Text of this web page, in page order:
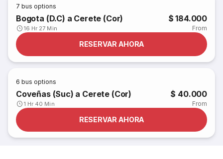
7 bus options
Bogota (D.C) a Cerete (Cor)
16 Hr 27 Min
$ 184.000
From
RESERVAR AHORA
6 bus options
Coveñas (Suc) a Cerete (Cor)
1 Hr 40 Min
$ 40.000
From
RESERVAR AHORA